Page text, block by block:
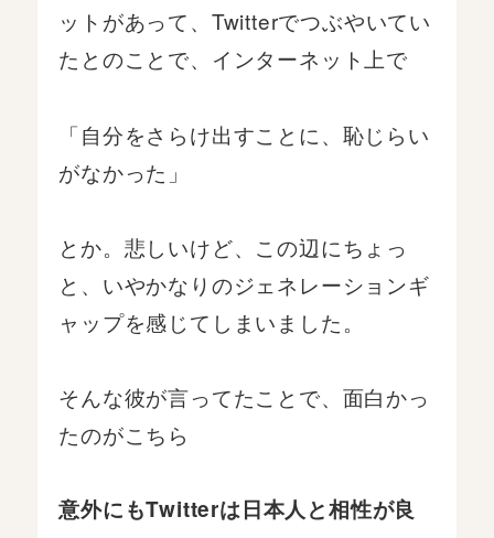
ットがあって、Twitterでつぶやいてい
たとのことで、インターネット上で
「自分をさらけ出すことに、恥じらい
がなかった」
とか。悲しいけど、この辺にちょっ
と、いやかなりのジェネレーションギ
ャップを感じてしまいました。
そんな彼が言ってたことで、面白かっ
たのがこちら
意外にもTwitterは日本人と相性が良